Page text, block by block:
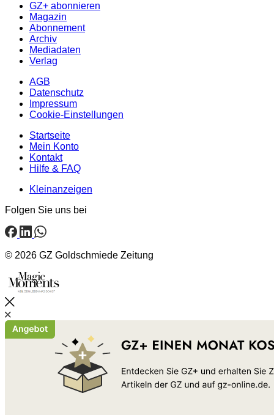
GZ+ abonnieren
Magazin
Abonnement
Archiv
Mediadaten
Verlag
AGB
Datenschutz
Impressum
Cookie-Einstellungen
Startseite
Mein Konto
Kontakt
Hilfe & FAQ
Kleinanzeigen
Folgen Sie uns bei
© 2026 GZ Goldschmiede Zeitung
Schließen